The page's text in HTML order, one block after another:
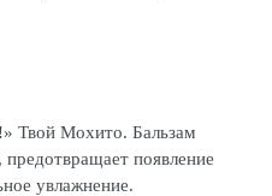
Твой Мохито. Бальзам
появление
увлажнение.